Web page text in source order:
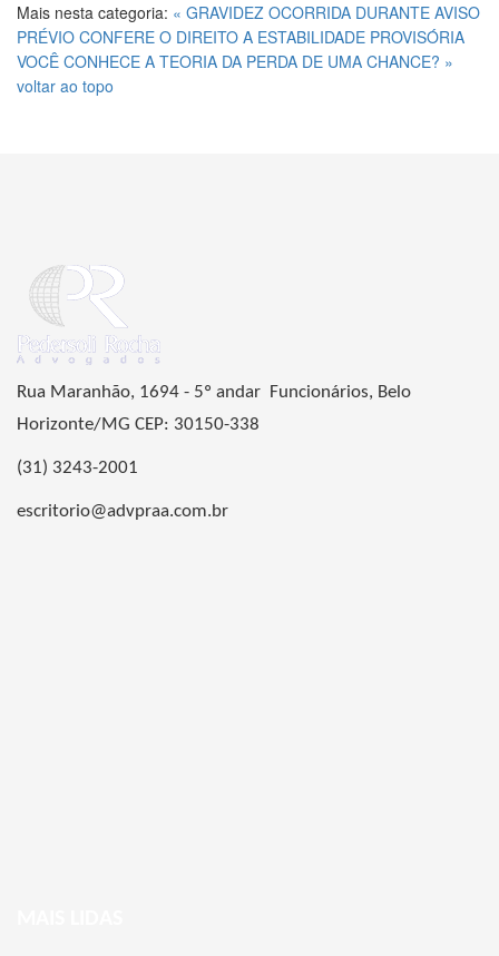
Mais nesta categoria: « GRAVIDEZ OCORRIDA DURANTE AVISO
PRÉVIO CONFERE O DIREITO A ESTABILIDADE PROVISÓRIA
VOCÊ CONHECE A TEORIA DA PERDA DE UMA CHANCE? »
voltar ao topo
Rua Maranhão, 1694 - 5º andar Funcionários, Belo
Horizonte/MG CEP: 30150-338
(31) 3243-2001
escritorio@advpraa.com.br